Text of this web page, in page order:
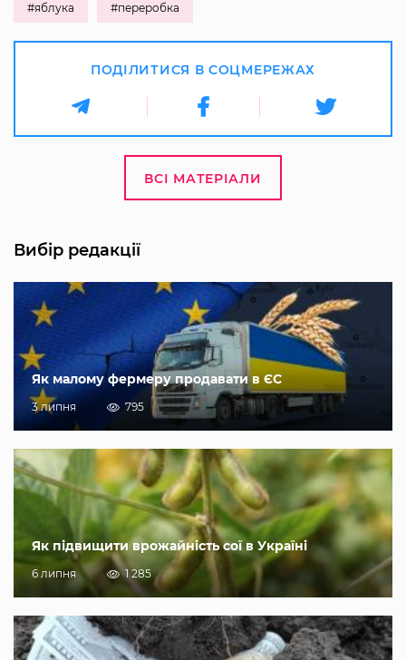
#яблука #переробка
ПОДІЛИТИСЯ В СОЦМЕРЕЖАХ
ВСІ МАТЕРІАЛИ
Вибір редакції
Як малому фермеру продавати в ЄС
3 липня 795
Як підвищити врожайність сої в Україні
6 липня 1 285